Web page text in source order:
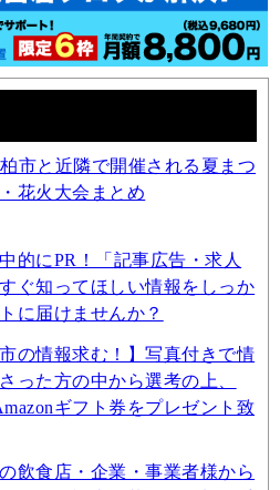
柏市と近隣で開催される夏まつ
花火大会まとめ
的にPR！「記事広告・求人
ぐ知ってほしい情報をしっか
に届けませんか？
市の情報求む！】写真付きで情
った方の中から選考の上、
ギフト券をプレゼント致
飲食店・企業・事業者様から